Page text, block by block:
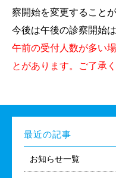
察開始を変更すること
今後は午後の診察開始
午前の受付人数が多い
とがあります。ご了承く
最近の記事
お知らせ一覧